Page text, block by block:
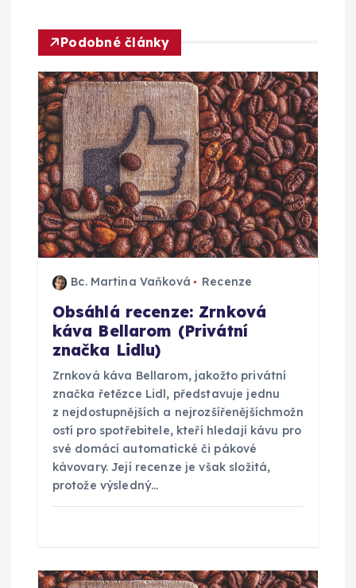
a
c
e
p
r
o
p
k
Podobné články
Bc. Martina Vaňková Recenze
Obsáhlá recenze: Zrnková
káva Bellarom (Privátní
značka Lidlu)
Zrnková káva Bellarom, jakožto privátní
značka řetězce Lidl, představuje jednu
z nejdostupnějších a nejrozšířenějšíchmožn
ostí pro spotřebitele, kteří hledají kávu pro
své domácí automatické či pákové
kávovary. Její recenze je však složitá,
protože výsledný…